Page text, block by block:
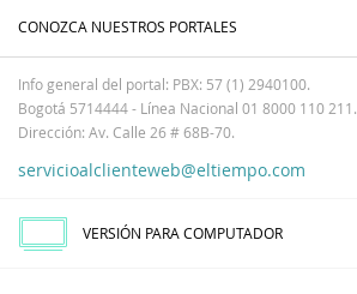
CONOZCA NUESTROS PORTALES
Info general del portal: PBX: 57 (1) 2940100.
Bogotá 5714444 - Línea Nacional 01 8000 110 211.
Dirección: Av. Calle 26 # 68B-70.
servicioalclienteweb@eltiempo.com
VERSIÓN PARA COMPUTADOR